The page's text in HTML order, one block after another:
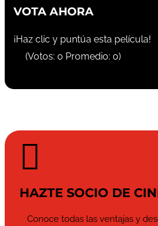
VOTA AHORA
¡Haz clic y puntúa esta película!
(Votos: 0 Promedio: 0)

HAZTE SOCIO DE
Conoce todas las ventajas y